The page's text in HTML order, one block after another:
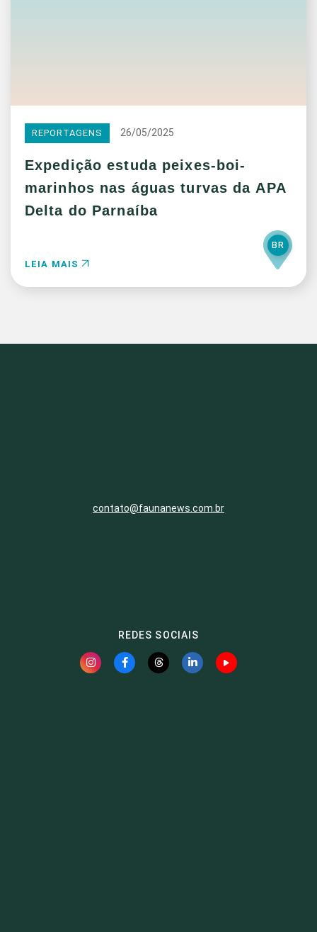
REPORTAGENS 26/05/2025
Expedição estuda peixes-boi-
marinhos nas águas turvas da APA
Delta do Parnaíba
LEIA MAIS
BR
contato@faunanews.com.br
REDES SOCIAIS